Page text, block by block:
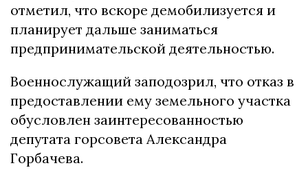
отметил, что вскоре демобилизуется и
планирует дальше заниматься
предпринимательской деятельностью.
Военнослужащий заподозрил, что отказ в
предоставлении ему земельного участка
обусловлен заинтересованностью
депутата горсовета Александра
Горбачева.